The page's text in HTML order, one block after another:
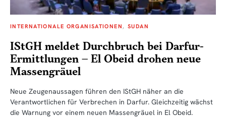
INTERNATIONALE ORGANISATIONEN SUDAN
IStGH meldet Durchbruch bei Darfur-
Ermittlungen – El Obeid drohen neue
Massengräuel
Neue Zeugenaussagen führen den IStGH näher an die
Verantwortlichen für Verbrechen in Darfur. Gleichzeitig wächst
die Warnung vor einem neuen Massengräuel in El Obeid.